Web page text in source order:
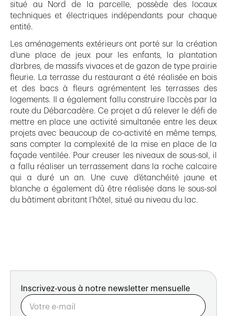
situé au Nord de la parcelle, possède des locaux
techniques et électriques indépendants pour chaque
entité.
Les aménagements extérieurs ont porté sur la création
d’une place de jeux pour les enfants, la plantation
d’arbres, de massifs vivaces et de gazon de type prairie
fleurie. La terrasse du restaurant a été réalisée en bois
et des bacs à fleurs agrémentent les terrasses des
logements. Il a également fallu construire l’accès par la
route du Débarcadère. Ce projet a dû relever le défi de
mettre en place une activité simultanée entre les deux
projets avec beaucoup de co-activité en même temps,
sans compter la complexité de la mise en place de la
façade ventilée. Pour creuser les niveaux de sous-sol, il
a fallu réaliser un terrassement dans la roche calcaire
qui a duré un an. Une cuve d’étanchéité jaune et
blanche a également dû être réalisée dans le sous-sol
du bâtiment abritant l’hôtel, situé au niveau du lac.
Inscrivez-vous à notre newsletter mensuelle